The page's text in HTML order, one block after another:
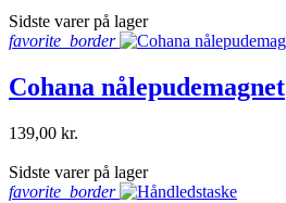
Sidste varer på lager
favorite_border
Cohana nålepudemagnet
139,00 kr.
Sidste varer på lager
favorite_border